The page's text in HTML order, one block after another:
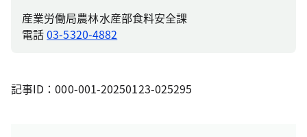
産業労働局農林水産部食料安全課
電話03-5320-4882
記事ID：000-001-20250123-025295